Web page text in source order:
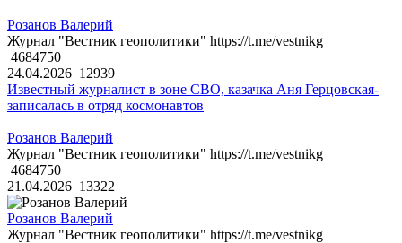
Розанов Валерий
Журнал "Вестник геополитики" https://t.me/vestnikg
4684750
24.04.2026 12939
Известный журналист в зоне СВО, казачка Аня Герцовская-
записалась в отряд космонавтов
Розанов Валерий
Журнал "Вестник геополитики" https://t.me/vestnikg
4684750
21.04.2026 13322
Розанов Валерий
Журнал "Вестник геополитики" https://t.me/vestnikg